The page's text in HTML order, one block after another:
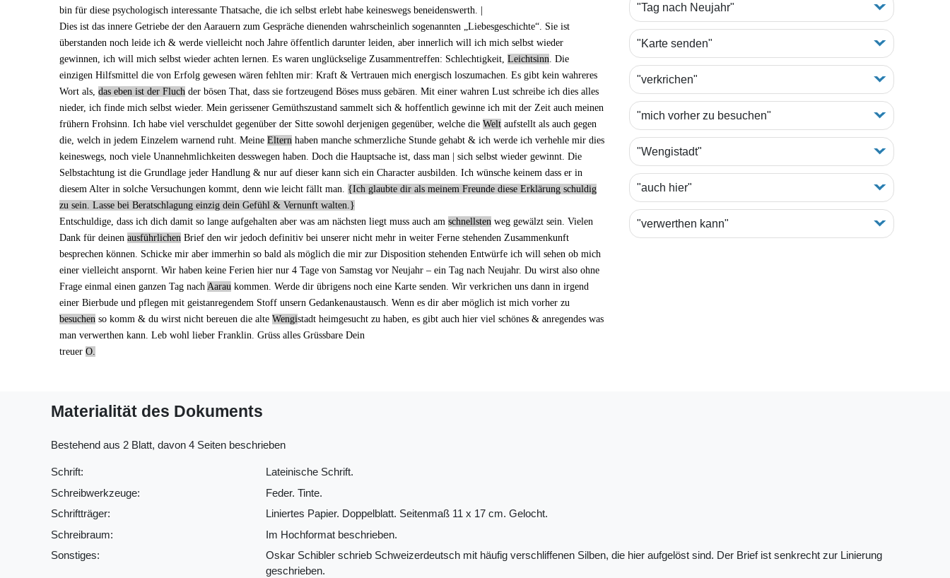
bin für diese psychologisch interessante Thatsache, die ich selbst erlebt habe keineswegs beneidenswerth. |
Dies ist das innere Getriebe der den Aarauern zum Gespräche dienenden wahrscheinlich sogenannten „Liebesgeschichte“. Sie ist
überstanden noch leide ich & werde vielleicht noch Jahre öffentlich darunter leiden, aber innerlich will ich mich selbst wieder
gewinnen, ich will mich selbst wieder achten lernen. Es waren unglückselige Zusammentreffen: Schlechtigkeit, Leichtsinn . Die
einzigen Hilfsmittel die von Erfolg gewesen wären fehlten mir: Kraft & Vertrauen mich energisch loszumachen. Es gibt kein wahreres
Wort als, das eben ist der Fluch der bösen That, dass sie fortzeugend Böses muss gebären . Mit einer wahren Lust schreibe ich dies alles
nieder, ich finde mich selbst wieder. Mein gerissener Gemüthszustand sammelt sich & hoffentlich gewinne ich mit der Zeit auch meinen
frühern Frohsinn. Ich habe viel verschuldet gegenüber der Sitte sowohl derjenigen gegenüber, welche die Weltaufstellt als auch gegen
die, welch in jedem Einzelem warnend ruht. Meine Eltern haben manche schmerzliche Stunde gehabt & ich werde ich verhehle mir dies
keineswegs, noch viele Unannehmlichkeiten desswegen haben. Doch die Hauptsache ist, dass man | sich selbst wieder gewinnt. Die
Selbstachtung ist die Grundlage jeder Handlung & nur auf dieser kann sich ein Character ausbilden. Ich wünsche keinem dass er in
diesem Alter in solche Versuchungen kommt, denn wie leicht fällt man.
Ich glaubte dir als meinem Freunde diese Erklärung schuldig
zu sein. Lasse bei Beratschlagung einzig dein Gefühl & Vernunft walten.
Entschuldige, dass ich dich damit so lange aufgehalten aber was am nächsten liegt muss auch am schnellsten weg gewälzt sein. Vielen
Dank für deinen ausführlichen Brief den wir jedoch definitiv bei unserer nicht mehr in weiter Ferne stehenden Zusammenkunft
besprechen können. Schicke mir aber immerhin so bald als möglich die mir zur Disposition stehenden Entwürfe ich will sehen ob mich
einer vielleicht anspornt. Wir haben keine Ferien hiernur 4 Tage von Samstag vor Neujahr– ein Tag nach Neujahr. Du wirst also ohne
Frage einmal einen ganzen Tag nach Aarau kommen. Werde dir übrigens noch eine Karte senden . Wir verkrichen uns dann in irgend
einer Bierbude und pflegen mit geistanregendem Stoff unsern Gedankenaustausch. Wenn es dir aber möglich ist mich vorher zu
besuchen so komm & du wirst nicht bereuen die alte Wengistadtheimgesucht zu haben, es gibt auch hierviel schönes & anregendes was
man verwerthen kann . Leb wohl lieber Franklin. Grüss alles Grüssbare Dein
treuer O.
"Tag nach Neujahr"
"Karte senden"
"verkrichen"
"mich vorher zu besuchen"
"Wengistadt"
"auch hier"
"verwerthen kann"
Materialität des Dokuments
Bestehend aus 2 Blatt, davon 4 Seiten beschrieben
Schrift:
Lateinische Schrift.
Schreibwerkzeuge:
Feder. Tinte.
Schriftträger:
Liniertes Papier. Doppelblatt. Seitenmaß 11 x 17 cm. Gelocht.
Schreibraum:
Im Hochformat beschrieben.
Sonstiges:
Oskar Schibler schrieb Schweizerdeutsch mit häufig verschliffenen Silben, die hier aufgelöst sind. Der Brief ist senkrecht zur Linierung
geschrieben.